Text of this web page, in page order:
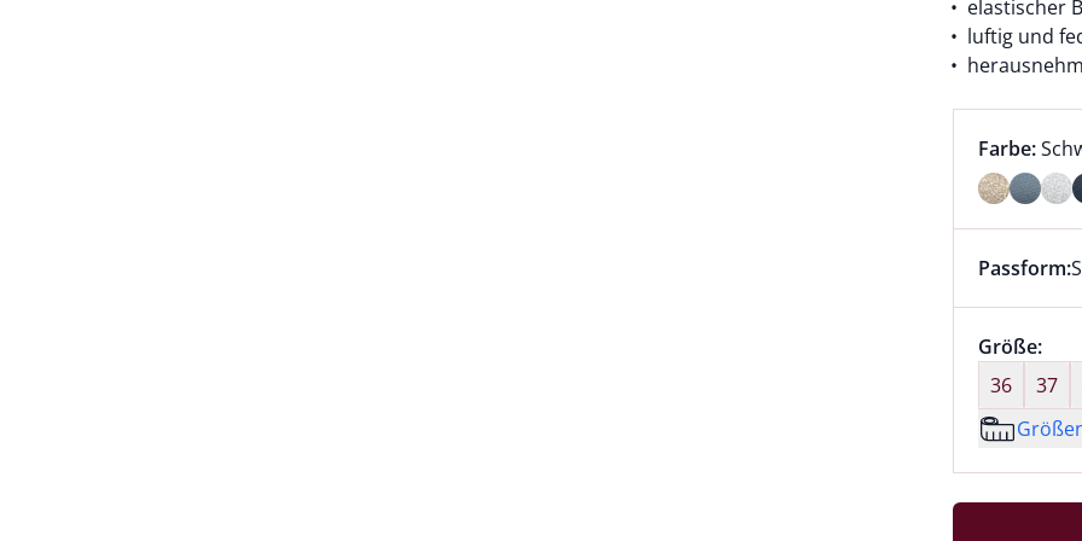
elastischer
luftig und
Farbe:
Farbe
Dieser
Passform:
Größe:
36
37